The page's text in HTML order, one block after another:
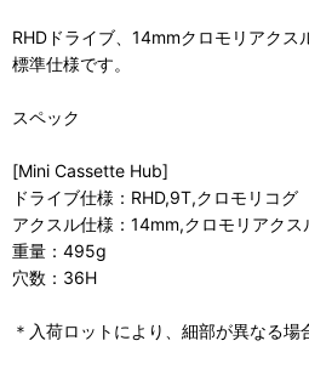
RHDドライブ、14mmクロモリアクス
標準仕様です。
スペック
[Mini Cassette Hub]
ドライブ仕様：RHD,9T,クロモリコグ
アクスル仕様：14mm,クロモリアクス
重量：495g
穴数：36H
＊入荷ロットにより、細部が異なる場